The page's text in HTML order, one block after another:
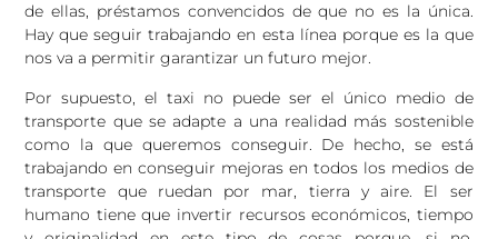
de ellas, préstamos convencidos de que no es la única.
Hay que seguir trabajando en esta línea porque es la que
nos va a permitir garantizar un futuro mejor.
Por supuesto, el taxi no puede ser el único medio de
transporte que se adapte a una realidad más sostenible
como la que queremos conseguir. De hecho, se está
trabajando en conseguir mejoras en todos los medios de
transporte que ruedan por mar, tierra y aire. El ser
humano tiene que invertir recursos económicos, tiempo